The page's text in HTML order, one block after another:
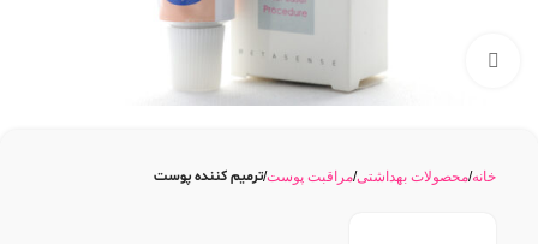
خانه محصولات بهداشتی مراقبت پوست ترمیم کننده پوست